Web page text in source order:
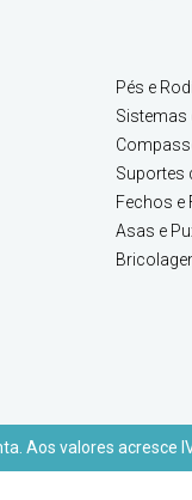
Pés e
Sistemas
Suportes
Fechos e
Asas e
Aos valores acresce